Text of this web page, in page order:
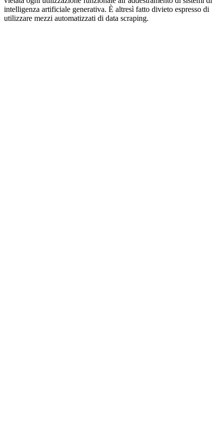
intelligenza artificiale generativa. È altresì fatto divieto espresso di
utilizzare mezzi automatizzati di data scraping.